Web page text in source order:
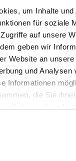
um Inhalte und
für soziale
auf unsere
geben wir
Website an
und Analysen
Informationen
die Sie
auswählen